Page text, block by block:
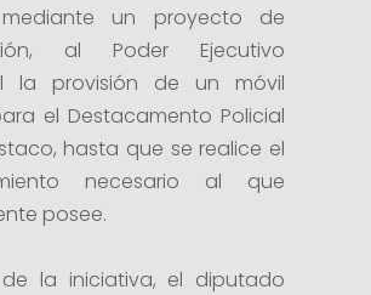
un proyecto de
al Poder Ejecutivo
la provisión de un móvil
el Destacamento Policial
hasta que se realice el
necesario al que
posee.
la iniciativa, el diputado